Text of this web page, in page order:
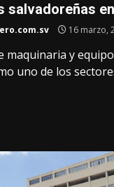
salvadoreñas
16 marzo,
maquinaria y
uno de los